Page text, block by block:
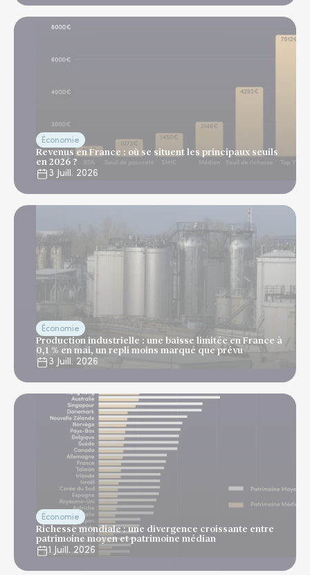
Économie
Revenus en France : où se situent les principaux seuils
en 2026 ?
3 Juill. 2026
Économie
Production industrielle : une baisse limitée en France à
0,1 % en mai, un repli moins marqué que prévu
3 Juill. 2026
Économie
Richesse mondiale : une divergence croissante entre
patrimoine moyen et patrimoine médian
1 Juill. 2026